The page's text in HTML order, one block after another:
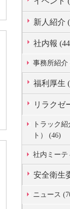
新人紹介
社内報
事務所紹介
福利厚生
リラクゼ
トラック
ト） (46)
社内ミーテ
安全衛生
ニュース